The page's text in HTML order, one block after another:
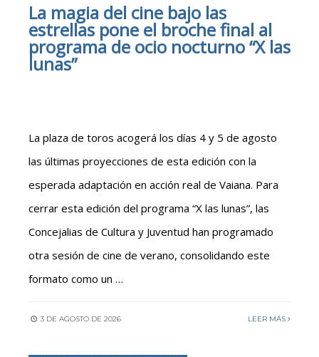
La magia del cine bajo las
estrellas pone el broche final al
programa de ocio nocturno “X las
lunas”
La plaza de toros acogerá los días 4 y 5 de agosto
las últimas proyecciones de esta edición con la
esperada adaptación en acción real de Vaiana. Para
cerrar esta edición del programa “X las lunas”, las
Concejalias de Cultura y Juventud han programado
otra sesión de cine de verano, consolidando este
formato como un …
3 DE AGOSTO DE 2026 LEER MÁS